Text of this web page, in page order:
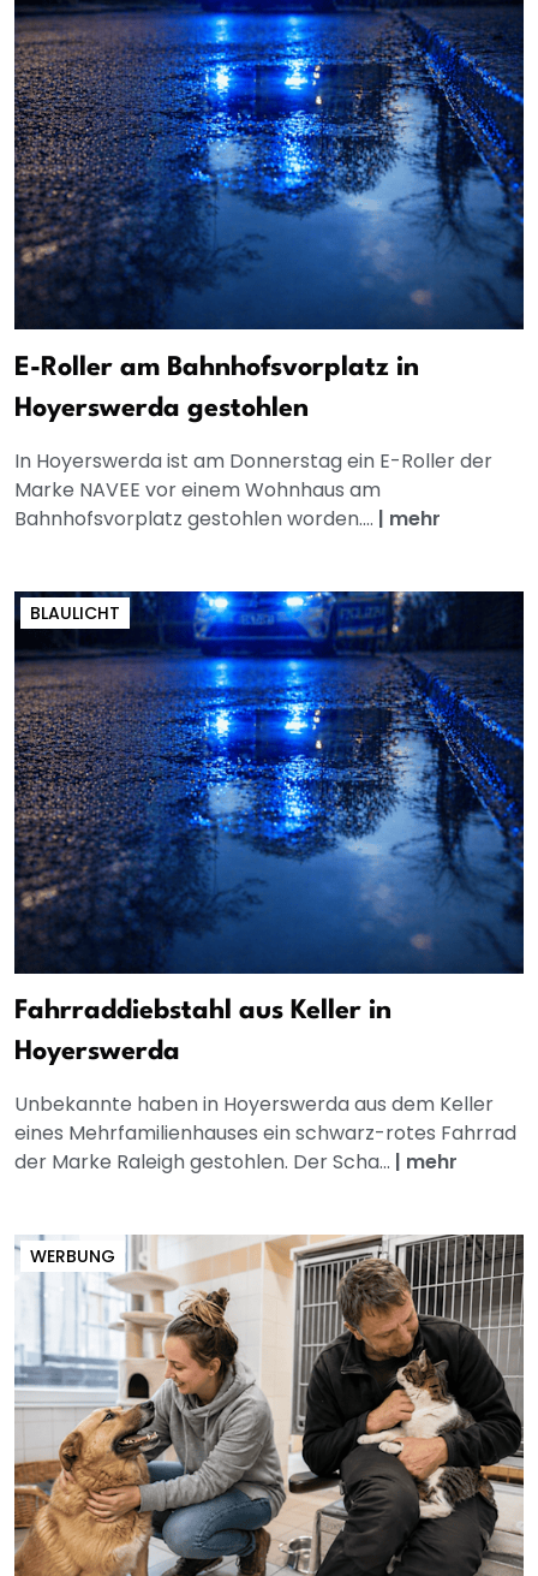
E-Roller am Bahnhofsvorplatz in
Hoyerswerda gestohlen
In Hoyerswerda ist am Donnerstag ein E-Roller der
Marke NAVEE vor einem Wohnhaus am
Bahnhofsvorplatz gestohlen worden.... | mehr
BLAULICHT
Fahrraddiebstahl aus Keller in
Hoyerswerda
Unbekannte haben in Hoyerswerda aus dem Keller
eines Mehrfamilienhauses ein schwarz-rotes Fahrrad
der Marke Raleigh gestohlen. Der Scha... | mehr
WERBUNG